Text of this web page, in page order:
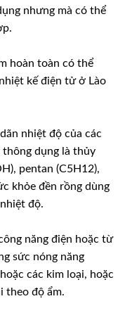
nhưng mà có thể
hoàn toàn có thể
kế điện tử ở Lào
nhiệt độ của các
thông dụng là thủy
pentan (C5H12),
khỏe đền rồng dùng
độ.
năng điện hoặc từ
sức nóng năng
các kim loại, hoặc
theo độ ẩm.